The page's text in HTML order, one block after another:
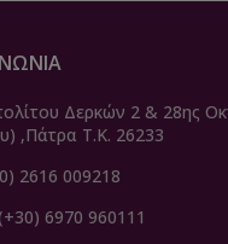
Δερκών 2 & 28ης
,Πάτρα Τ.Κ. 26233
2616 009218
6970 960111